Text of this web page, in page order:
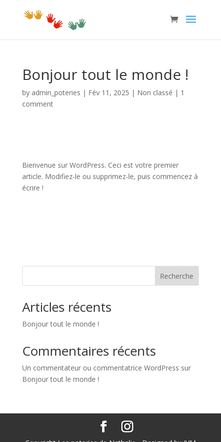
Bonjour tout le monde !
by admin_poteries | Fév 11, 2025 | Non classé | 1
comment
Bienvenue sur WordPress. Ceci est votre premier
article. Modifiez-le ou supprimez-le, puis commencez à
écrire !
Recherche
Articles récents
Bonjour tout le monde !
Commentaires récents
Un commentateur ou commentatrice WordPress sur
Bonjour tout le monde !